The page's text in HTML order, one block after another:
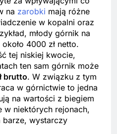
na zarobki mają różne
w kopalni oraz
młody górnik na
4000 zł netto.
tej niskiej kwocie,
ten sam górnik może
brutto. W związku z tym
w górnictwie to jedna
na wartości z biegiem
w niektórych rejonach,
wystarczy